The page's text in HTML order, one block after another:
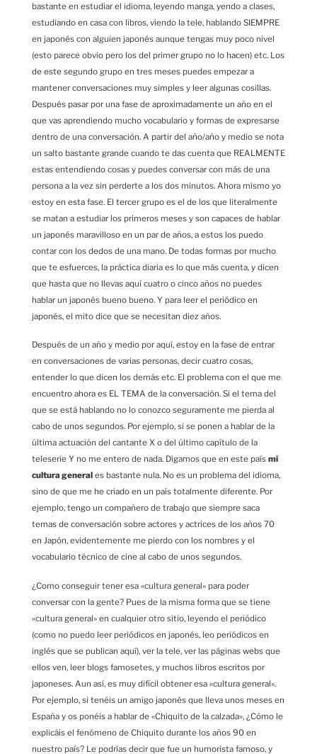
bastante en estudiar el idioma, leyendo manga, yendo a clases,
estudiando en casa con libros, viendo la tele, hablando SIEMPRE
en japonés con alguien japonés aunque tengas muy poco nivel
(esto parece obvio pero los del primer grupo no lo hacen) etc. Los
de este segundo grupo en tres meses puedes empezar a
mantener conversaciones muy simples y leer algunas cosillas.
Después pasar por una fase de aproximadamente un año en el
que vas aprendiendo mucho vocabulario y formas de expresarse
dentro de una conversación. A partir del año/año y medio se nota
un salto bastante grande cuando te das cuenta que REALMENTE
estas entendiendo cosas y puedes conversar con más de una
persona a la vez sin perderte a los dos minutos. Ahora mismo yo
estoy en esta fase. El tercer grupo es el de los que literalmente
se matan a estudiar los primeros meses y son capaces de hablar
un japonés maravilloso en un par de años, a estos los puedo
contar con los dedos de una mano. De todas formas por mucho
que te esfuerces, la práctica diaria es lo que más cuenta, y dicen
que hasta que no llevas aquí cuatro o cinco años no puedes
hablar un japonés bueno bueno. Y para leer el periódico en
japonés, el mito dice que se necesitan diez años.
Después de un año y medio por aquí, estoy en la fase de entrar
en conversaciones de varias personas, decir cuatro cosas,
entender lo que dicen los demás etc. El problema con el que me
encuentro ahora es EL TEMA de la conversación. Si el tema del
que se está hablando no lo conozco seguramente me pierda al
cabo de unos segundos. Por ejemplo, si se ponen a hablar de la
última actuación del cantante X o del último capítulo de la
teleserie Y no me entero de nada. Digamos que en este país mi
cultura general es bastante nula. No es un problema del idioma,
sino de que me he criado en un país totalmente diferente. Por
ejemplo, tengo un compañero de trabajo que siempre saca
temas de conversación sobre actores y actrices de los años 70
en Japón, evidentemente me pierdo con los nombres y el
vocabulario técnico de cine al cabo de unos segundos.
¿Como conseguir tener esa «cultura general» para poder
conversar con la gente? Pues de la misma forma que se tiene
«cultura general» en cualquier otro sitio, leyendo el periódico
(como no puedo leer periódicos en japonés, leo periódicos en
inglés que se publican aquí), ver la tele, ver las páginas webs que
ellos ven, leer blogs famosetes, y muchos libros escritos por
japoneses. Aun así, es muy difícil obtener esa «cultura general».
Por ejemplo, si tenéis un amigo japonés que lleva unos meses en
España y os ponéis a hablar de «Chiquito de la calzada», ¿Cómo le
explicáis el fenómeno de Chiquito durante los años 90 en
nuestro país? Le podrías decir que fue un humorista famoso, y